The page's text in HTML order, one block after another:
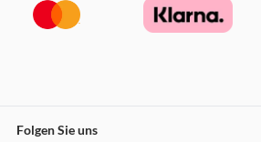
Folgen Sie uns